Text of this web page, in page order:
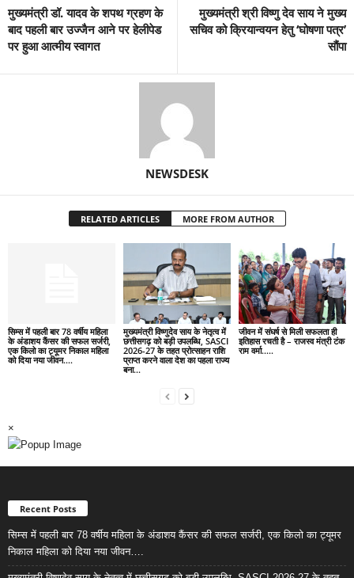
मुख्यमंत्री डॉ. यादव के शपथ ग्रहण के
बाद पहली बार उज्जैन आने पर हेलीपेड
पर हुआ आत्मीय स्वागत
मुख्यमंत्री श्री विष्णु देव साय ने मुख्य
सचिव को क्रियान्वयन हेतु ‘घोषणा पत्र’
सौंपा
NEWSDESK
RELATED ARTICLES MORE FROM AUTHOR
सिम्स में पहली बार 78 वर्षीय महिला
के अंडाशय कैंसर की सफल सर्जरी,
एक किलो का ट्यूमर निकाल महिला
को दिया नया जीवन….
मुख्यमंत्री विष्णुदेव साय के नेतृत्व में
छत्तीसगढ़ को बड़ी उपलब्धि, SASCI
2026-27 के तहत प्रोत्साहन राशि
प्राप्त करने वाला देश का पहला राज्य
बना...
जीवन में संघर्ष से मिली सफलता ही
इतिहास रचती है – राजस्व मंत्री टंक
राम वर्मा…..
×
Recent Posts
सिम्स में पहली बार 78 वर्षीय महिला के अंडाशय कैंसर की सफल सर्जरी, एक किलो का ट्यूमर
निकाल महिला को दिया नया जीवन….